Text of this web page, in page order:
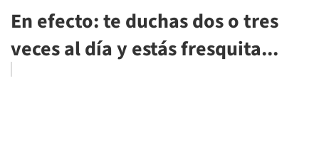
En efecto: te duchas dos o tres
veces al día y estás fresquita...